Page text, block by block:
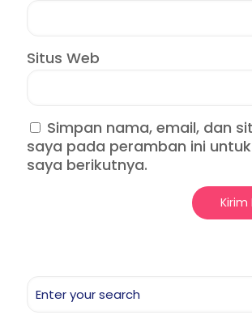
Situs Web
Simpan nama, email, dan
saya pada peramban ini
saya berikutnya.